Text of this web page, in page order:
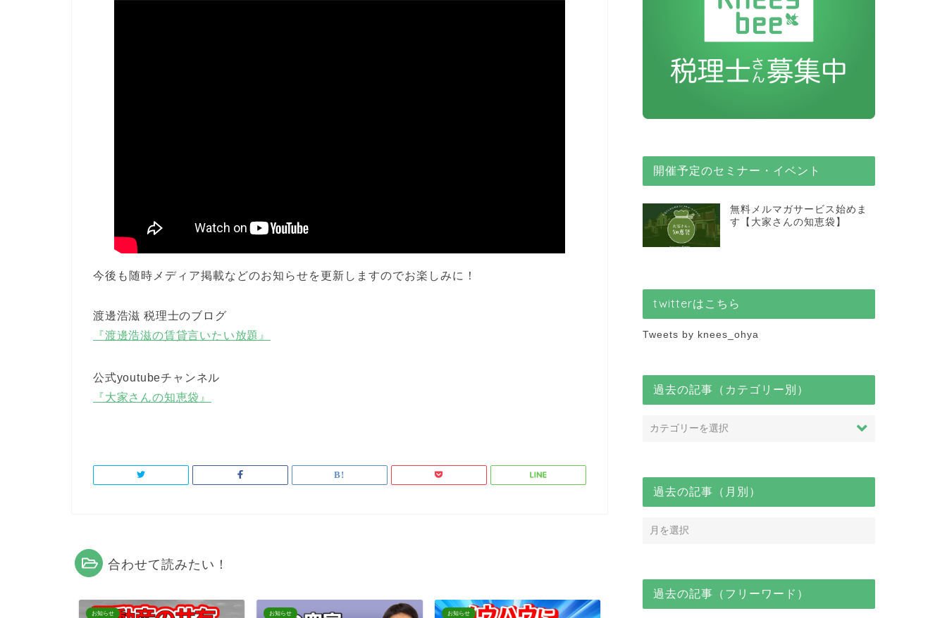
今後も随時メディア掲載などのお知らせを更新しますのでお楽しみに！
渡邊浩滋 税理士のブログ
『渡邊浩滋の賃貸言いたい放題』
公式youtubeチャンネル
『大家さんの知恵袋』
合わせて読みたい！
お知らせ お知らせ お知らせ
開催予定のセミナー・イベント
無料メルマガサービス始めま
す【大家さんの知恵袋】
twitterはこちら
Tweets by knees_ohya
過去の記事（カテゴリー別）
過去の記事（月別）
過去の記事（フリーワード）